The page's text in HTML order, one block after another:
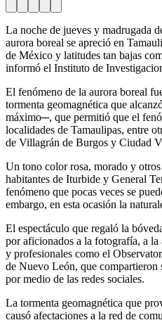
La noche de jueves y madrugada
aurora boreal se apreció en
de México y latitudes tan bajas
informó el Instituto de
El fenómeno de la aurora boreal
tormenta geomagnética que
máximo─, que permitió que el
localidades de Tamaulipas, entre
de Villagrán de Burgos y Ciudad
Un tono color rosa, morado y
habitantes de Iturbide y General
fenómeno que pocas veces se
embargo, en esta ocasión la
El espectáculo que regaló la
por aficionados a la fotografía, a la
y profesionales como el
de Nuevo León, que compartieron
por medio de las redes sociales.
La tormenta geomagnética que
causó afectaciones a la red de